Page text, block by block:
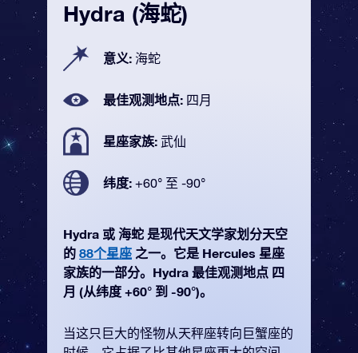
Hydra (海蛇)
意义: 海蛇
最佳观测地点: 四月
星座家族: 武仙
纬度: +60° 至 -90°
Hydra 或 海蛇 是现代天文学家划分天空
的 88个星座 之一。它是 Hercules 星座
家族的一部分。Hydra 最佳观测地点 四
月 (从纬度 +60° 到 -90°)。
当这只巨大的怪物从天秤座转向巨蟹座的